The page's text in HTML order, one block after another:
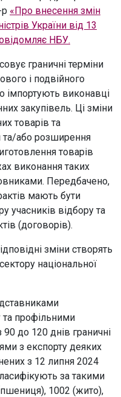
«Про внесення змін
України від 13
НБУ.
граничні терміни
і подвійного
імпортують виконавці
закупівель. Ці зміни
товарів та
або розширення
товарів
виконання таких
Передбачено,
мають бути
учасників відбору та
(договорів).
зміни створять
національної
та профільними
до 120 днів граничні
з експорту деяких
з 12 липня 2024
за такими
1002 (жито),